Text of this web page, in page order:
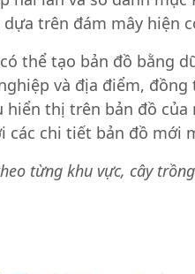
trên đám mây hiện
thể tạo bản đồ bằng
và địa điểm,
hiển thị trên bản đồ
các chi tiết bản đồ mới
từng khu vực, cây